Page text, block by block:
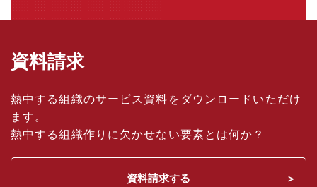
資料請求
熱中する組織のサービス資料をダウンロードいただけ
ます。
熱中する組織作りに欠かせない要素とは何か？
資料請求する